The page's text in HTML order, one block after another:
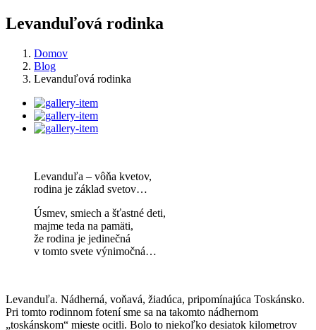
Levanduľová rodinka
Domov
Blog
Levanduľová rodinka
Levanduľa – vôňa kvetov,
rodina je základ svetov…
Úsmev, smiech a šťastné deti,
majme teda na pamäti,
že rodina je jedinečná
v tomto svete výnimočná…
Levanduľa. Nádherná, voňavá, žiadúca, pripomínajúca Toskánsko.
Pri tomto rodinnom fotení sme sa na takomto nádhernom
„toskánskom“ mieste ocitli. Bolo to niekoľko desiatok kilometrov